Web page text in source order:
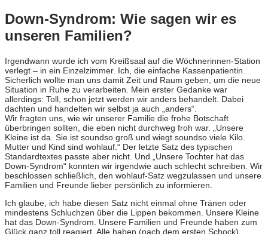
Down-Syndrom: Wie sagen wir es
unseren Familien?
Irgendwann wurde ich vom Kreißsaal auf die Wöchnerinnen-Station
verlegt – in ein Einzelzimmer. Ich, die einfache Kassenpatientin.
Sicherlich wollte man uns damit Zeit und Raum geben, um die neue
Situation in Ruhe zu verarbeiten. Mein erster Gedanke war
allerdings: Toll, schon jetzt werden wir anders behandelt. Dabei
dachten und handelten wir selbst ja auch „anders“.
Wir fragten uns, wie wir unserer Familie die frohe Botschaft
überbringen sollten, die eben nicht durchweg froh war. „Unsere
Kleine ist da. Sie ist soundso groß und wiegt soundso viele Kilo.
Mutter und Kind sind wohlauf.“ Der letzte Satz des typischen
Standardtextes passte aber nicht. Und „Unsere Tochter hat das
Down-Syndrom“ konnten wir irgendwie auch schlecht schreiben. Wir
beschlossen schließlich, den wohlauf-Satz wegzulassen und unsere
Familien und Freunde lieber persönlich zu informieren.
Ich glaube, ich habe diesen Satz nicht einmal ohne Tränen oder
mindestens Schluchzen über die Lippen bekommen. Unsere Kleine
hat das Down-Syndrom. Unsere Familien und Freunde haben zum
Glück ganz toll reagiert. Alle haben (nach dem ersten Schock)